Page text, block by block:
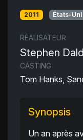
2011 États-
RÉALISATEUR
Stephen
CASTING
Tom Hanks,
Synopsis
Un an après